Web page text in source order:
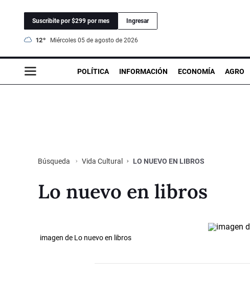
Suscribite por $299 por mes Ingresar
12° miércoles 05 de agosto de 2026
POLÍTICA INFORMACIÓN ECONOMÍA AGRO
Búsqueda Vida Cultural LO NUEVO EN LIBROS
Lo nuevo en libros
imagen de Lo nuevo en libros